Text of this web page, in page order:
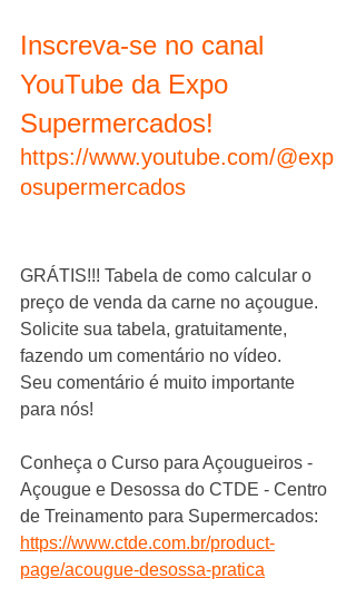
Inscreva-se no canal
YouTube da Expo
Supermercados!
https://www.youtube.com/@exp
osupermercados
GRÁTIS!!! Tabela de como calcular o
preço de venda da carne no açougue.
Solicite sua tabela, gratuitamente,
fazendo um comentário no vídeo.
Seu comentário é muito importante
para nós!
Conheça o Curso para Açougueiros -
Açougue e Desossa do CTDE - Centro
de Treinamento para Supermercados:
https://www.ctde.com.br/product-
page/acougue-desossa-pratica